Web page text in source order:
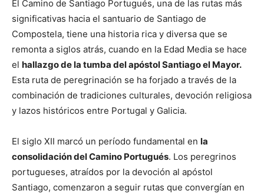
El Camino de Santiago Portugués, una de las rutas más
significativas hacia el santuario de Santiago de
Compostela, tiene una historia rica y diversa que se
remonta a siglos atrás, cuando en la Edad Media se hace
el hallazgo de la tumba del apóstol Santiago el Mayor.
Esta ruta de peregrinación se ha forjado a través de la
combinación de tradiciones culturales, devoción religiosa
y lazos históricos entre Portugal y Galicia.
El siglo XII marcó un período fundamental en la
consolidación del Camino Portugués. Los peregrinos
portugueses, atraídos por la devoción al apóstol
Santiago, comenzaron a seguir rutas que convergían en